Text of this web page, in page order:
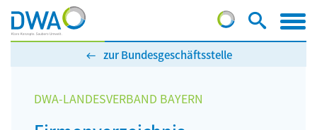
zur Bundesgeschäftsstelle
DWA-LANDESVERBAND BAYERN